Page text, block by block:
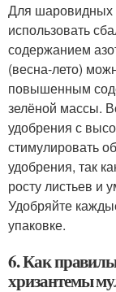
Для шаровидных
использовать
содержанием
(весна-лето)
повышенным
зелёной массы.
удобрения с
стимулировать
удобрения, так
росту листьев и
Удобряйте
упаковке.
6. Как
хризантемы